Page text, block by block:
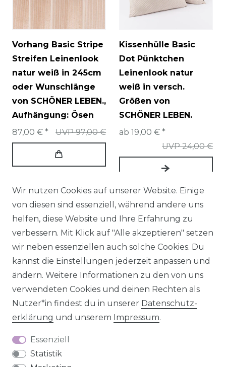
Vorhang Basic Stripe
Streifen Leinenlook
natur weiß in 245cm
oder Wunschlänge
von SCHÖNER LEBEN.,
Aufhängung: Ösen
UVP 97,00 €
87,00 € *
Kissenhülle Basic
Dot Pünktchen
Leinenlook natur
weiß in versch.
Größen von
SCHÖNER LEBEN.
UVP 24,00 €
ab 19,00 € *
Vorhang Basic Dot
Pünktchen
weiß in 245cm oder
Wunschlänge von
Vorhang Basic Dot
Pünktchen
Wir nutzen Cookies auf unserer Website. Einige
von diesen sind essenziell, während andere uns
helfen, diese Website und Ihre Erfahrung zu
verbessern. Mit Klick auf "Alle akzeptieren" setzen
wir neben essenziellen auch solche Cookies. Du
kannst die Einstellungen jederzeit anpassen und
ändern. Weitere Informationen zu den von uns
verwendeten Cookies und deinen Rechten als
Nutzer*in findest du in unserer Daten­schutz­
erklärung und unserem Impressum.
Essenziell
Statistik